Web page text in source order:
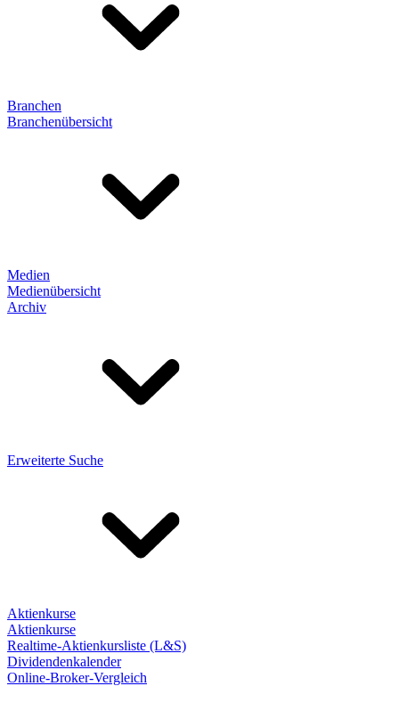
Branchen
Branchenübersicht
Medien
Medienübersicht
Archiv
Erweiterte Suche
Aktienkurse
Aktienkurse
Realtime-Aktienkursliste (L&S)
Dividendenkalender
Online-Broker-Vergleich